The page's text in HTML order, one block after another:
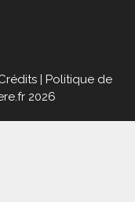
| Politique de
2026